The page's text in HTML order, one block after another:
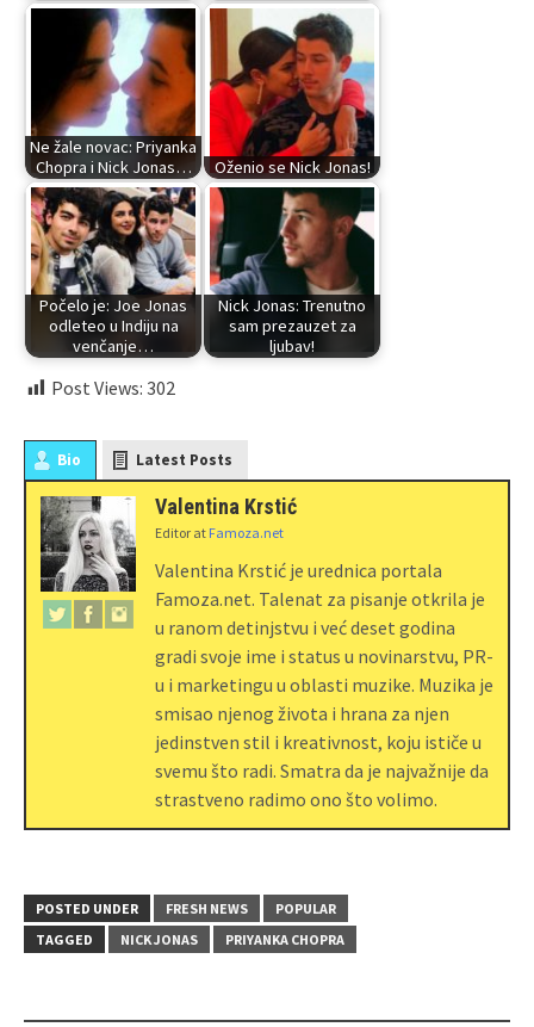
Ne žale novac: Priyanka
Chopra i Nick Jonas…
Oženio se Nick Jonas!
Počelo je: Joe Jonas
odleteo u Indiju na
venčanje…
Nick Jonas: Trenutno
sam prezauzet za
ljubav!
Post Views: 302
Bio Latest Posts
Valentina Krstić
Editor at Famoza.net
Valentina Krstić je urednica portala
Famoza.net. Talenat za pisanje otkrila je
u ranom detinjstvu i već deset godina
gradi svoje ime i status u novinarstvu, PR-
u i marketingu u oblasti muzike. Muzika je
smisao njenog života i hrana za njen
jedinstven stil i kreativnost, koju ističe u
svemu što radi. Smatra da je najvažnije da
strastveno radimo ono što volimo.
POSTED UNDER FRESH NEWS
POPULAR
TAGGED
NICK JONAS PRIYANKA CHOPRA